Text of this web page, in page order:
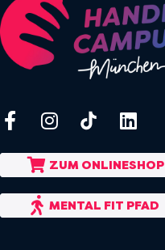
ZUM ONLINESHOP
MENTAL FIT PFAD